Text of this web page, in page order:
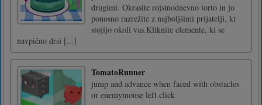
drugimi. Okrasite rojstnodnevno torto in jo
ponosno razrežite z najboljšimi prijatelji, ki
stojijo okoli vas.Kliknite elemente, ki se
navpično drsi [...]
TomatoRunner
jump and advance when faced with obstacles
or enemymouse left click